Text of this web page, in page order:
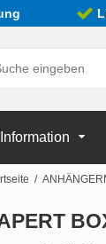
Information
/